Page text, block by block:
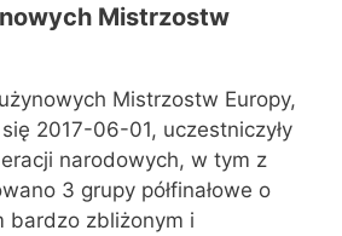
Mistrzostw
Mistrzostw Europy,
2017-06-01, uczestniczyły
narodowych, w tym z
3 grupy półfinałowe o
bardzo zbliżonym i